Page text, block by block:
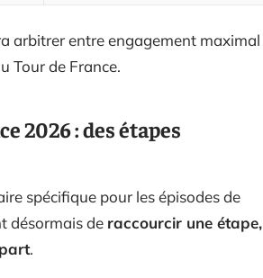
arbitrer entre engagement maximal
Tour de France.
2026 : des étapes
spécifique pour les épisodes de
désormais de raccourcir une étape,
.